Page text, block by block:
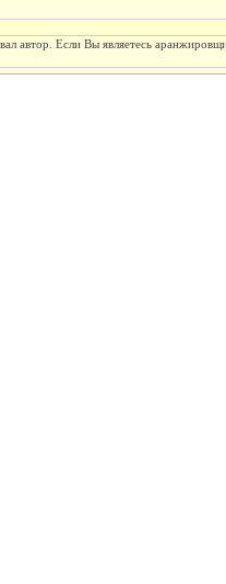
автор. Если Вы являетесь